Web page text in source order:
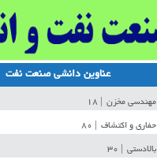
عناوین دانشی صنعت نفت
مهندسی مخزن
حفاری و اکتشاف
بالادستی